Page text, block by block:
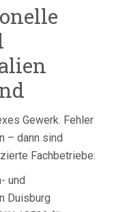
Gewerk. Fehler
– dann sind
Fachbetriebe:
und
Duisburg